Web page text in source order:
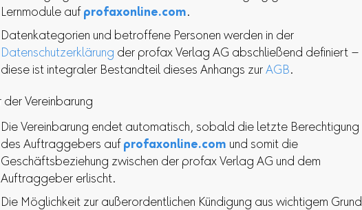
Lernmodule auf profaxonline.com.
Datenkategorien und betroffene Personen werden in der
Datenschutzerklärung der profax Verlag AG abschließend definiert –
diese ist integraler Bestandteil dieses Anhangs zur AGB.
der Vereinbarung
Die Vereinbarung endet automatisch, sobald die letzte Berechtigung
des Auftraggebers auf profaxonline.com und somit die
Geschäftsbeziehung zwischen der profax Verlag AG und dem
Auftraggeber erlischt.
Die Möglichkeit zur außerordentlichen Kündigung aus wichtigem Grund